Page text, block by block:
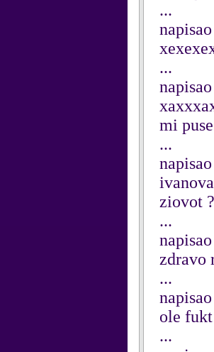
...
...
mi
...
ziovot
...
zdravo
...
ole
...